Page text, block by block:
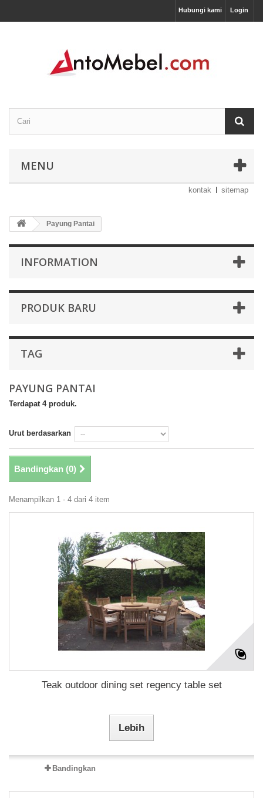
Login
Hubungi kami
MENU
kontak sitemap
Payung Pantai
INFORMATION
PRODUK BARU
TAG
PAYUNG PANTAI
Terdapat 4 produk.
Urut berdasarkan
Bandingkan (0)
Menampilkan 1 - 4 dari 4 item
Teak outdoor dining set regency table set
Lebih
Bandingkan